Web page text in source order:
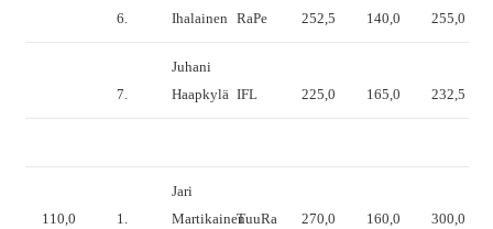
6.
Ihalainen RaPe 252,5 140,0 255,0
7.
Juhani
Haapkylä IFL 225,0 165,0 232,5
110,0 1.
Jari
MartikainenTuuRa 270,0 160,0 300,0